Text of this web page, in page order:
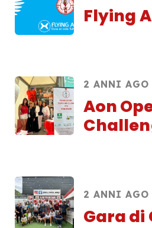
Flying
2 ANNI AGO
Aon
2 ANNI AGO
Gara di